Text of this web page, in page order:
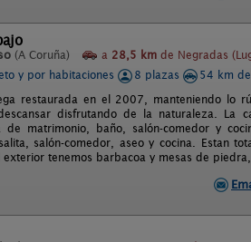
(A Coruña) a 28,5 km de Negradas
y por habitaciones
8 plazas 54 km
restaurada en el 2007, manteniendo lo
disfrutando de la naturaleza. La
de matrimonio, baño, salón-comedor y
salón-comedor, aseo y cocina. Estan
exterior tenemos barbacoa y mesas de